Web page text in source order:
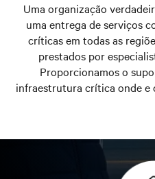
Uma organização
uma entrega de serviços
críticas em todas as
prestados por
Proporcionamos o
infraestrutura crítica onde e